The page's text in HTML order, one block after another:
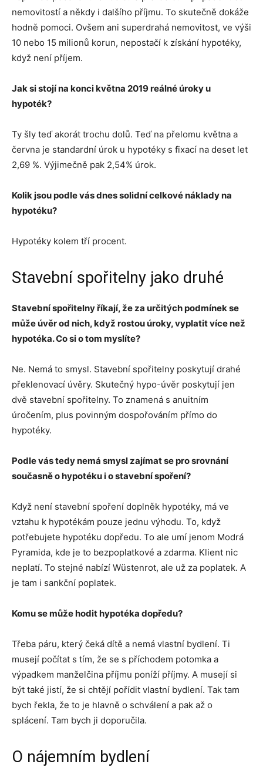
nemovitostí a někdy i dalšího příjmu. To skutečně dokáže
hodně pomoci. Ovšem ani superdrahá nemovitost, ve výši
10 nebo 15 milionů korun, nepostačí k získání hypotéky,
když není příjem.
Jak si stojí na konci května 2019 reálné úroky u
hypoték?
Ty šly teď akorát trochu dolů. Teď na přelomu května a
června je standardní úrok u hypotéky s fixací na deset let
2,69 %. Výjimečně pak 2,54% úrok.
Kolik jsou podle vás dnes solidní celkové náklady na
hypotéku?
Hypotéky kolem tří procent.
Stavební spořitelny jako druhé
Stavební spořitelny říkají, že za určitých podmínek se
může úvěr od nich, když rostou úroky, vyplatit více než
hypotéka. Co si o tom myslíte?
Ne. Nemá to smysl. Stavební spořitelny poskytují drahé
překlenovací úvěry. Skutečný hypo-úvěr poskytují jen
dvě stavební spořitelny. To znamená s anuitním
úročením, plus povinným dospořováním přímo do
hypotéky.
Podle vás tedy nemá smysl zajímat se pro srovnání
současně o hypotéku i o stavební spoření?
Když není stavební spoření doplněk hypotéky, má ve
vztahu k hypotékám pouze jednu výhodu. To, když
potřebujete hypotéku dopředu. To ale umí jenom Modrá
Pyramida, kde je to bezpoplatkové a zdarma. Klient nic
neplatí. To stejné nabízí Wüstenrot, ale už za poplatek. A
je tam i sankční poplatek.
Komu se může hodit hypotéka dopředu?
Třeba páru, který čeká dítě a nemá vlastní bydlení. Ti
musejí počítat s tím, že se s příchodem potomka a
výpadkem manželčina příjmu poníží příjmy. A musejí si
být také jistí, že si chtějí pořídit vlastní bydlení. Tak tam
bych řekla, že to je hlavně o schválení a pak až o
splácení. Tam bych ji doporučila.
O nájemním bydlení